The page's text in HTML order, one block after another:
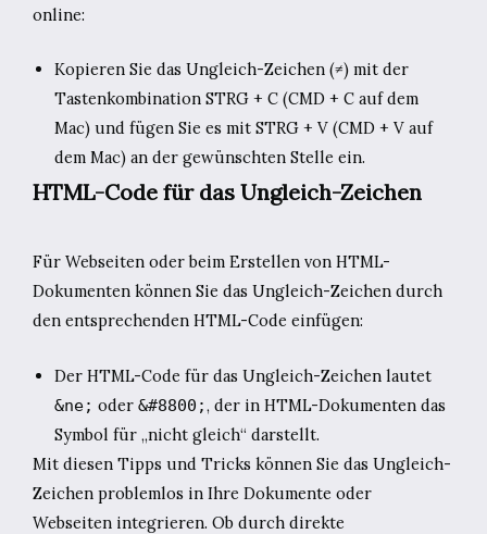
online:
Kopieren Sie das Ungleich-Zeichen (≠) mit der
Tastenkombination STRG + C (CMD + C auf dem
Mac) und fügen Sie es mit STRG + V (CMD + V auf
dem Mac) an der gewünschten Stelle ein.
HTML-Code für das Ungleich-Zeichen
Für Webseiten oder beim Erstellen von HTML-
Dokumenten können Sie das Ungleich-Zeichen durch
den entsprechenden HTML-Code einfügen:
Der HTML-Code für das Ungleich-Zeichen lautet
&ne; oder &#8800; , der in HTML-Dokumenten das
Symbol für „nicht gleich“ darstellt.
Mit diesen Tipps und Tricks können Sie das Ungleich-
Zeichen problemlos in Ihre Dokumente oder
Webseiten integrieren. Ob durch direkte